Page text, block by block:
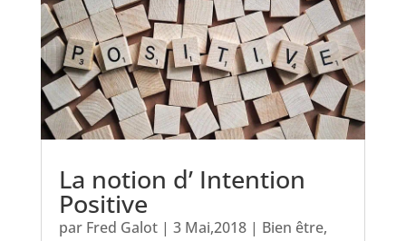
La notion d’ Intention
Positive
par Fred Galot| 3 Mai,2018| Bien être,